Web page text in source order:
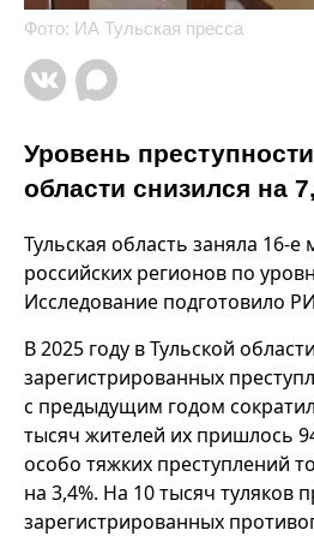
Фото: ИА Тульская пресса
Уровень
области снизился на
Тульская область заняла 16-е
российских регионов по
Исследование подготовило
В 2025 году в Тульской
зарегистрированных
с предыдущим годом
тысяч жителей их пришлось
особо тяжких преступлений
на 3,4%. На 10 тысяч туляков
зарегистрированных